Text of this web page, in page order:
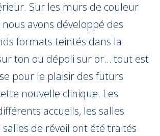
Sur les murs de couleur
avons développé des
formats teintés dans la
ton ou dépoli sur or… tout est
pour le plaisir des futurs
nouvelle clinique. Les
accueils, les salles
salles de réveil ont été traités